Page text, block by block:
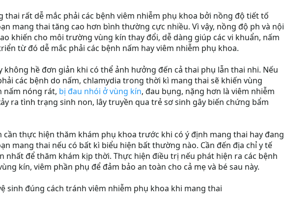
thai rất dễ mắc phải các bệnh viêm nhiễm phụ khoa bởi nồng độ tiết tố
mang thai tăng cao hơn bình thường cực nhiều. Vì vậy, nồng độ ph và nội
khiến cho môi trường vùng kín thay đổi, dễ dàng giúp các vi khuẩn, nấm
từ đó dễ mắc phải các bệnh nấm hay viêm nhiễm phụ khoa.
không hề đơn giản khi có thể ảnh hưởng đến cả thai phụ lẫn thai nhi. Nếu
các bệnh do nấm, chlamydia trong thời kì mang thai sẽ khiến vùng
nấm nóng rát, bị đau nhói ở vùng kín, đau bụng, nặng hơn là viêm nhiễm
ra tình trạng sinh non, lây truyền qua trẻ sơ sinh gây biến chứng bẩm
cần thực hiện thăm khám phụ khoa trước khi có ý định mang thai hay đang
mang thai nếu có bất kì biểu hiện bất thường nào. Cần đến địa chỉ y tế
nhất để thăm khám kịp thời. Thực hiện điều trị nếu phát hiện ra các bệnh
kín, viêm phần phụ để đảm bảo an toàn cho cả mẹ và bé sau này.
sinh đúng cách tránh viêm nhiễm phụ khoa khi mang thai